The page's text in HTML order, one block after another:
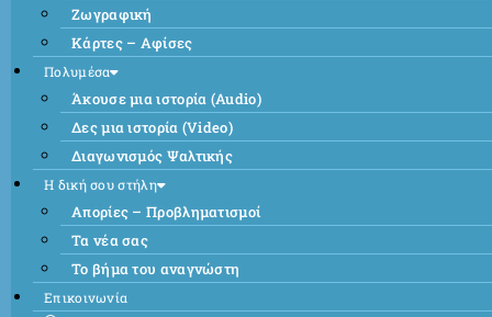
Ζωγραφική
Κάρτες – Αφίσες
Πολυμέσα
Άκουσε μια ιστορία (Audio)
Δες μια ιστορία (Video)
Διαγωνισμός Ψαλτικής
Η δική σου στήλη
Απορίες – Προβληματισμοί
Τα νέα σας
Το βήμα του αναγνώστη
Επικοινωνία